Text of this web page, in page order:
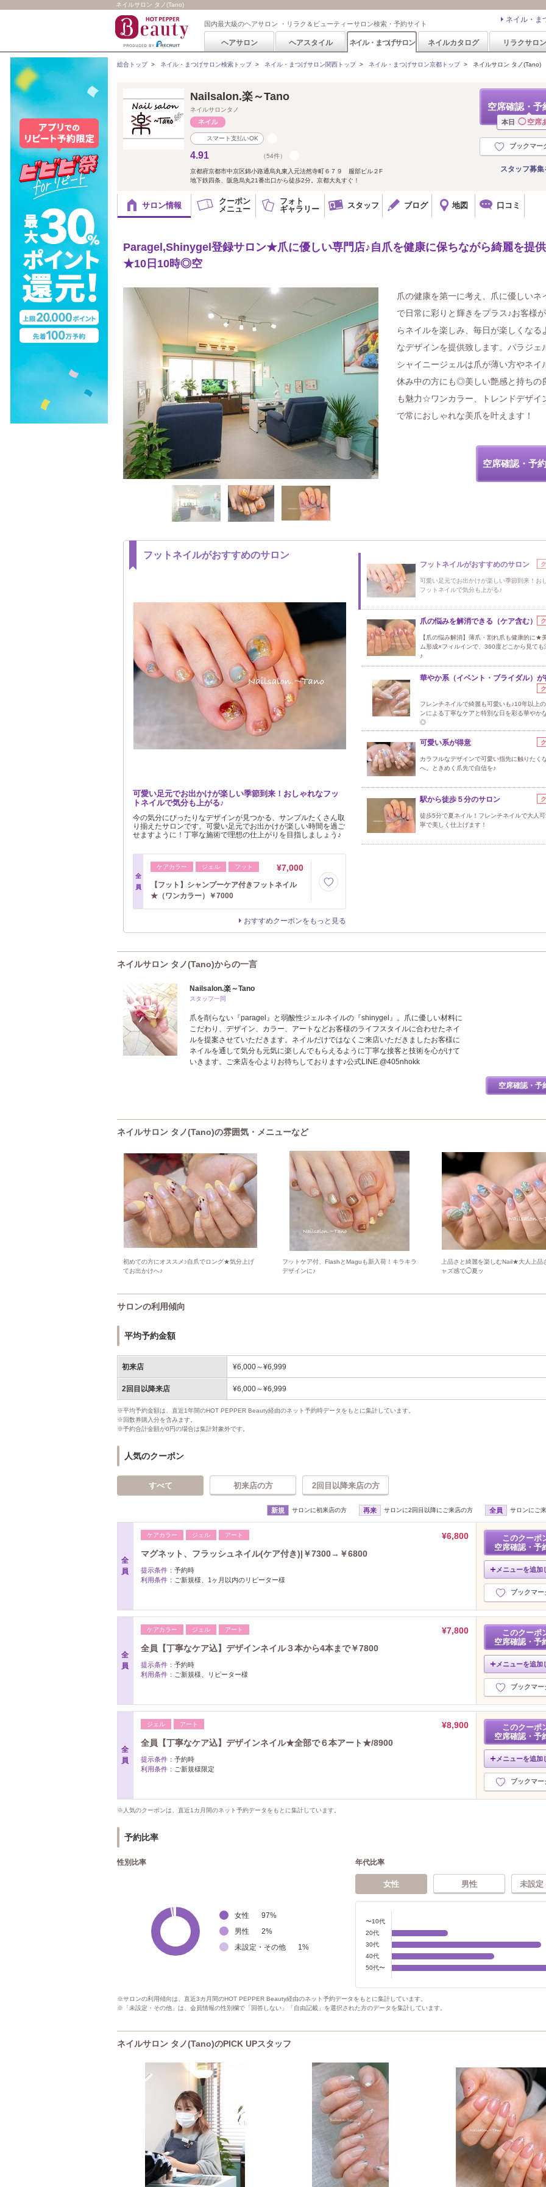
ネイルサロン タノ(Tano)
国内最大級のヘアサロン ・リラク＆ビューティーサロン検索・予約サイト ネイル・ま
ヘアサロン ヘアスタイル ネイル・まつげサロン ネイルカタログ リラクサロン
総合トップ> ネイル・まつげサロン検索トップ> ネイル・まつげサロン関西トップ> ネイル・まつげサロン京都トップ> ネイルサロン タノ(Tano)
空席確認・予
本日 ◯ 空席
ブックマー
スタッフ募
Nailsalon.楽～Tano
ネイルサロンタノ
スマート支払いOK
4.91 （54件）
京都府京都市中京区錦小路通烏丸東入元法然寺町６７９ 服部ビル２F
地下鉄四条、阪急烏丸21番出口から徒歩2分。京都大丸すぐ！
サロン情報
クーポン
メニュー
フォト
ギャラリー
スタッフ ブログ 地図 口コミ
Paragel,Shinygel登録サロン★爪に優しい専門店♪自爪を健康に保ちながら綺麗を提供
★10日10時◎空
爪の健康を第一に考え、爪に優しいネ
で日常に彩りと輝きをプラス♪お客様
らネイルを楽しみ、毎日が楽しくなる
なデザインを提供致します。パラジェ
シャイニージェルは爪が薄い方やネイ
休み中の方にも◎美しい艶感と持ちの
も魅力☆ワンカラー、トレンドデザイ
で常におしゃれな美爪を叶えます！
空席確認・予
フットネイルがおすすめのサロン
可愛い足元でお出かけが楽しい季節到来！おしゃれなフッ
トネイルで気分も上がる♪
今の気分にぴったりなデザインが見つかる、サンプルたくさん取
り揃えたサロンです。可愛い足元でお出かけが楽しい時間を過ご
せますように！丁寧な施術で理想の仕上がりを目指しましょう♪
全
員
ケアカラー ジェル フット ¥7,000
【フット】シャンプーケア付きフットネイル
★（ワンカラー）￥7000
おすすめクーポンをもっと見る
フットネイルがおすすめのサロン
可愛い足元でお出かけが楽しい季節到来！お
フットネイルで気分も上がる♪
爪の悩みを解消できる（ケア含む）
【爪の悩み解消】薄爪・割れ爪も健康的に★
ム形成×フィルインで、360度どこから見ても
♪
華やか系（イベント・ブライダル）が
フレンチネイルで綺麗も可愛いも♪10年以上
ンによる丁寧なケアと特別な日を彩る華やか
◎
可愛い系が得意
カラフルなデザインで可愛い指先に触りたく
へ。ときめく爪先で自信を♪
駅から徒歩５分のサロン
徒歩5分で夏ネイル！フレンチネイルで大人
寧で美しく仕上げます！
ネイルサロン タノ(Tano)からの一言
Nailsalon.楽～Tano
スタッフ一同
爪を削らない『paragel』と弱酸性ジェルネイルの『shinygel』。爪に優しい材料に
こだわり、デザイン、カラー、アートなどお客様のライフスタイルに合わせたネイ
ルを提案させていただきます。ネイルだけではなくご来店いただきましたお客様に
ネイルを通して気分も元気に楽しんでもらえるように丁寧な接客と技術を心がけて
いきます。ご来店を心よりお待ちしております♪公式LINE.@405nhokk
空席確認・予
ネイルサロン タノ(Tano)の雰囲気・メニューなど
初めての方にオススメ♪自爪でロング★気分上げ
てお出かけへ♪
フットケア付、FlashとMaguも新入荷！キラキラ
デザインに♪
上品さと綺麗を楽しむNail★大人上品
ャズ感で◯夏ッ
サロンの利用傾向
平均予約金額
初来店 ¥6,000～¥6,999
2回目以降来店 ¥6,000～¥6,999
※平均予約金額は、直近1年間のHOT PEPPER Beauty経由のネット予約時データをもとに集計しています。
※回数券購入分を含みます。
※予約合計金額が0円の場合は集計対象外です。
人気のクーポン
すべて 初来店の方 2回目以降来店の方
新規 サロンに初来店の方 再来 サロンに2回目以降にご来店の方 全員 サロンにご
全
員
ケアカラー ジェル アート
¥6,800
マグネット、フラッシュネイル(ケア付き)|￥7300→￥6800
提示条件： 予約時
利用条件： ご新規様、1ヶ月以内のリピーター様
このクーポ
空席確認・予
メニューを追加
ブックマー
全
員
ケアカラー ジェル アート
¥7,800
全員【丁寧なケア込】デザインネイル３本から4本まで￥7800
提示条件： 予約時
利用条件： ご新規様、リピーター様
このクーポ
空席確認・予
メニューを追加
ブックマー
全
員
ジェル アート
¥8,900
全員【丁寧なケア込】デザインネイル★全部で６本アート★/8900
提示条件： 予約時
利用条件： ご新規様限定
このクーポ
空席確認・予
メニューを追加
ブックマー
※人気のクーポンは、直近1カ月間のネット予約データをもとに集計しています。
予約比率
性別比率
女性 97%
男性
2%
未設定・その他
1 %
年代比率
女性 男性 未設定
〜10代
20代
30代
40代
50代〜
※サロンの利用傾向は、直近3カ月間のHOT PEPPER Beauty経由のネット予約データをもとに集計しています。
※「未設定・その他」は、会員情報の性別欄で「回答しない」「自由記載」を選択された方のデータを集計しています。
ネイルサロン タノ(Tano)のPICK UPスタッフ